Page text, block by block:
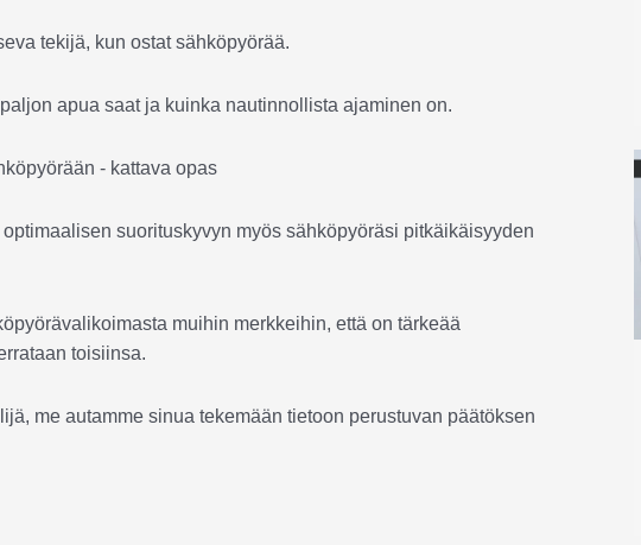
tekijä, kun ostat sähköpyörää.
apua saat ja kuinka nautinnollista ajaminen on.
suorituskyvyn myös sähköpyöräsi pitkäikäisyyden
muihin merkkeihin, että on tärkeää
toisiinsa.
me autamme sinua tekemään tietoon perustuvan päätöksen